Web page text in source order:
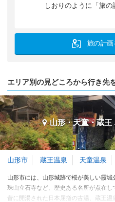
しおりのように「旅の
旅の計
エリア別の見どころから行き先
山形・天童・蔵王
山形市 蔵王温泉 天童温泉
山形市には、山形城跡で桜が美しい霞
珠山立石寺など、歴史ある名所が点在
昔に開湯された日本屈指の古湯、蔵王